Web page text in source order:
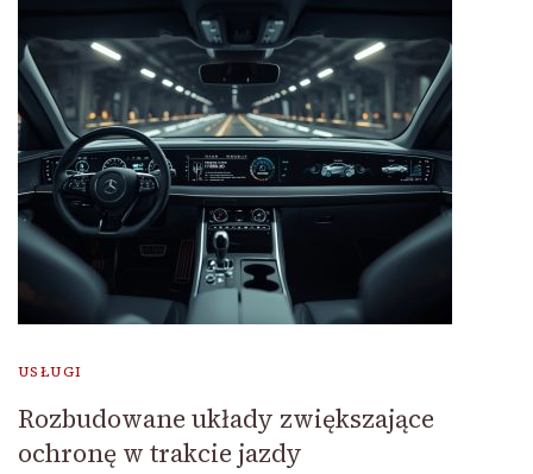
USŁUGI
Rozbudowane układy zwiększające
ochronę w trakcie jazdy